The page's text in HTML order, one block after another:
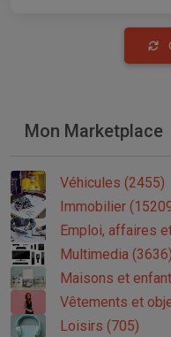
Mon Marketplace
Véhicules (2455)
Immobilier
Emploi, affaires
Multimedia (3636)
Maisons et
Vêtements et
Loisirs (705)